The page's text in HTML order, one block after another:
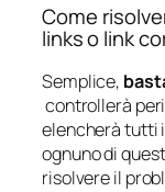
Come
links o link
Semplice,
controllerà
elencherà tutti
ognuno di
risolvere il